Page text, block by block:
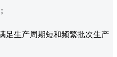
足生产周期短和频繁批次生产